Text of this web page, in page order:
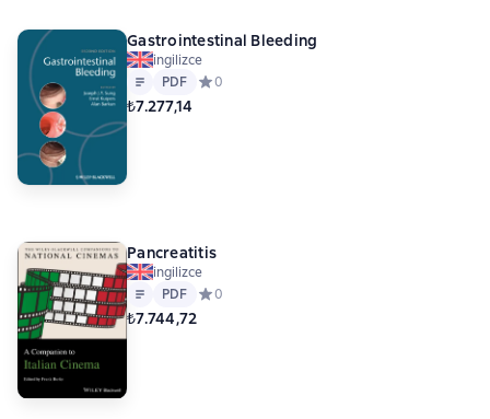
Gastrointestinal Bleeding
ingilizce
Metin
PDF
PDF Средний рейтинг 0 на основе 0 оценок
0
₺7.277,14
Pancreatitis
ingilizce
Metin
PDF
PDF Средний рейтинг 0 на основе 0 оценок
0
₺7.744,72